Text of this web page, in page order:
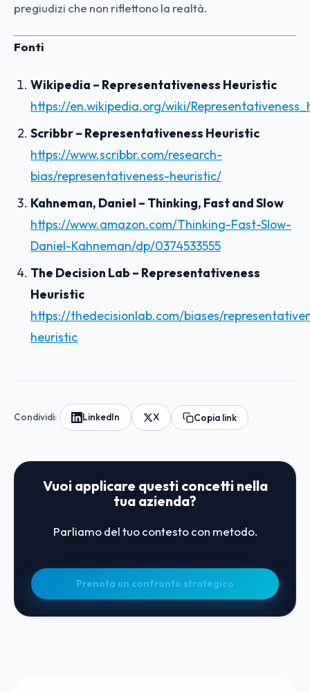
pregiudizi che non riflettono la realtà.
Fonti
Wikipedia – Representativeness Heuristic
https://en.wikipedia.org/wiki/
Scribbr – Representativeness Heuristic
https://www.scribbr.com/research-
bias/representativeness-heuristic/
Kahneman, Daniel – Thinking, Fast and Slow
https://www.amazon.com/Thinking-Fast-Slow-
Daniel-Kahneman/dp/0374533555
The Decision Lab – Representativeness
Heuristic
https://thedecisionlab.com/biases/
heuristic
Condividi: LinkedIn X Copia link
Vuoi applicare questi concetti nella
tua azienda?
Parliamo del tuo contesto con metodo.
Prenota un confronto strategico